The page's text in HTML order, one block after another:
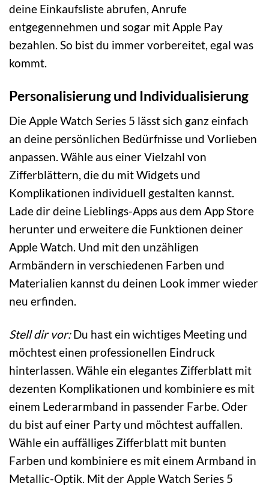
deine Einkaufsliste abrufen, Anrufe
entgegennehmen und sogar mit Apple Pay
bezahlen. So bist du immer vorbereitet, egal was
kommt.
Personalisierung und Individualisierung
Die Apple Watch Series 5 lässt sich ganz einfach
an deine persönlichen Bedürfnisse und Vorlieben
anpassen. Wähle aus einer Vielzahl von
Zifferblättern, die du mit Widgets und
Komplikationen individuell gestalten kannst.
Lade dir deine Lieblings-Apps aus dem App Store
herunter und erweitere die Funktionen deiner
Apple Watch. Und mit den unzähligen
Armbändern in verschiedenen Farben und
Materialien kannst du deinen Look immer wieder
neu erfinden.
Stell dir vor:Du hast ein wichtiges Meeting und
möchtest einen professionellen Eindruck
hinterlassen. Wähle ein elegantes Zifferblatt mit
dezenten Komplikationen und kombiniere es mit
einem Lederarmband in passender Farbe. Oder
du bist auf einer Party und möchtest auffallen.
Wähle ein auffälliges Zifferblatt mit bunten
Farben und kombiniere es mit einem Armband in
Metallic-Optik. Mit der Apple Watch Series 5